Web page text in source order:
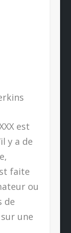
est
y a de
faite
ou
de
une